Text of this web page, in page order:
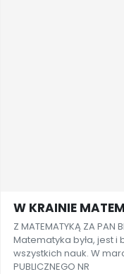
W KRAINIE
Z MATEMATYKĄ ZA PAN
Matematyka była, jest
wszystkich nauk. W
PUBLICZNEGO NR